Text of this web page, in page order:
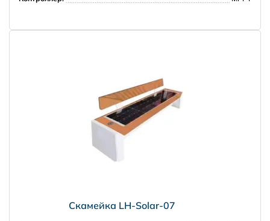
Скамейка LH-Solar-07